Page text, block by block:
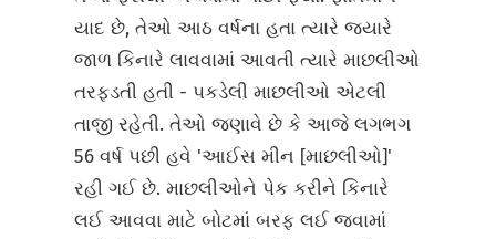
યાદ છે, તેઓ આઠ વર્ષના હતા ત્યારે જ્યારે
જાળ કિનારે લાવવામાં આવતી ત્યારે માછલીઓ
તરફડતી હતી - પકડેલી માછલીઓ એટલી
તાજી રહેતી. તેઓ જણાવે છે કે આજે લગભગ
56 વર્ષ પછી હવે 'આઈસ મીન [માછલીઓ]'
રહી ગઈ છે. માછલીઓને પેક કરીને કિનારે
લઈ આવવા માટે બોટમાં બરફ લઈ જવામાં